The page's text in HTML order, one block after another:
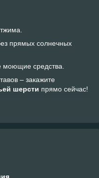
прямых солнечных
моющие средства.
– закажите
шерсти прямо сейчас!